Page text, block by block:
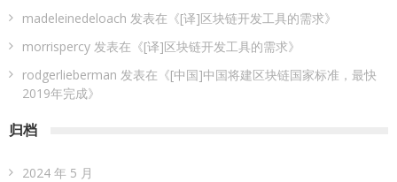
madeleinedeloach 发表在《[译]区块链开发工具的需求》
morrispercy 发表在《[译]区块链开发工具的需求》
rodgerlieberman 发表在《[中国]中国将建区块链国家标准，最快
2019年完成》
归档
2024 年 5 月